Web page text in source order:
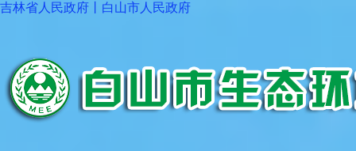
吉林省人民政府 白山市人民政府